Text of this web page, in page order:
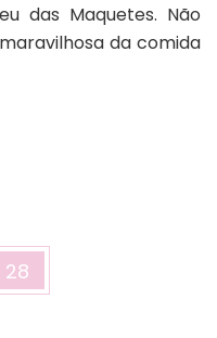
das Maquetes. Não
da comida
Página
28